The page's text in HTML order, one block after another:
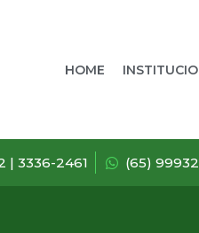
HOME
| 3336-2461 (65)